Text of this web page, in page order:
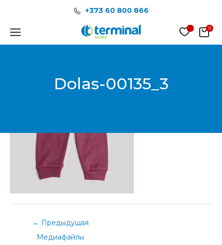
содержимому
+373 60 800 866
Main
Menu
Dolas-00135_3
← Предыдущая
Медиафайлы